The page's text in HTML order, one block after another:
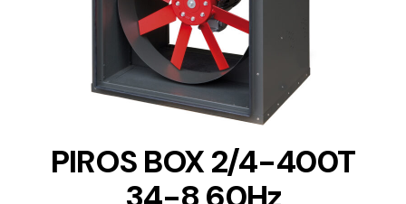
DETAILS
PIROS BOX 2/4-400T